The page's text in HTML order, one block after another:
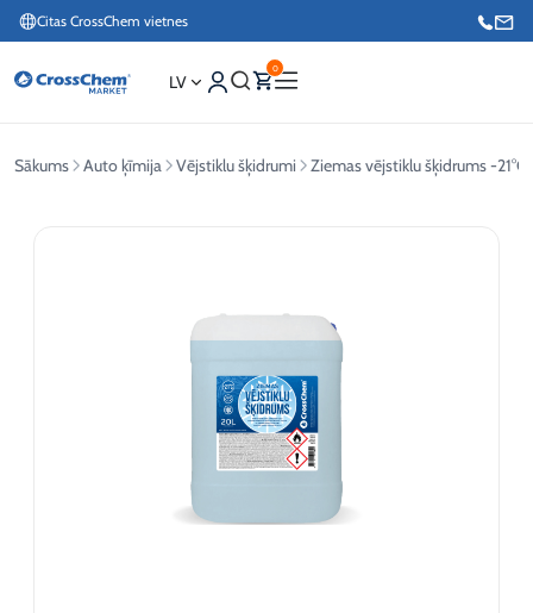
Citas CrossChem vietnes
Interneta veikals / Mārketings
LV
0
Sākums Auto ķīmija Vējstiklu šķidrumi Ziemas vējstiklu šķidrums -21°C